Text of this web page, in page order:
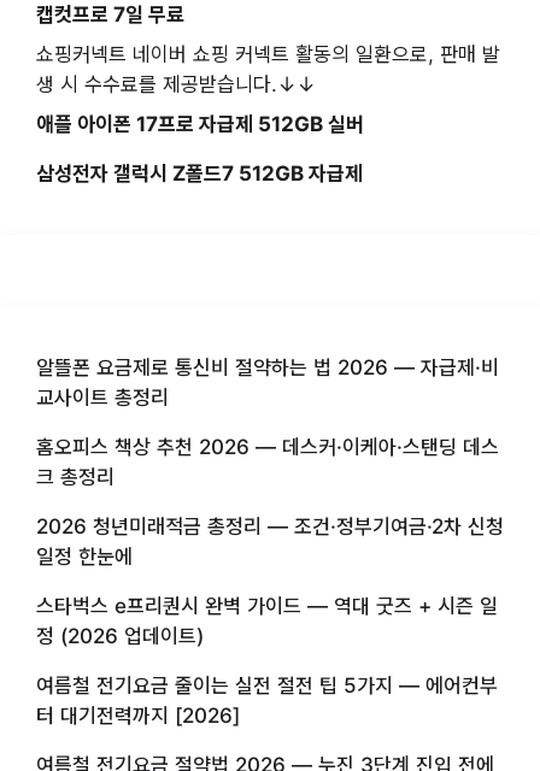
캡컷프로 7일 무료
쇼핑커넥트 네이버 쇼핑 커넥트 활동의 일환으로, 판매 발
생 시 수수료를 제공받습니다.↓↓
애플 아이폰 17프로 자급제 512GB 실버
삼성전자 갤럭시 Z폴드7 512GB 자급제
알뜰폰 요금제로 통신비 절약하는 법 2026 — 자급제·비
교사이트 총정리
홈오피스 책상 추천 2026 — 데스커·이케아·스탠딩 데스
크 총정리
2026 청년미래적금 총정리 — 조건·정부기여금·2차 신청
일정 한눈에
스타벅스 e프리퀀시 완벽 가이드 — 역대 굿즈 + 시즌 일
정 (2026 업데이트)
여름철 전기요금 줄이는 실전 절전 팁 5가지 — 에어컨부
터 대기전력까지 [2026]
여름철 전기요금 절약법 2026 — 누진 3단계 진입 전에